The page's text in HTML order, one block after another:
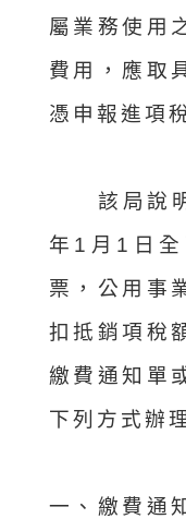
屬業務使用
費用，應取
憑申報進項
該局說明
年1月1日
票，公用事
扣抵銷項稅
繳費通知單
下列方式辦
一、繳費通